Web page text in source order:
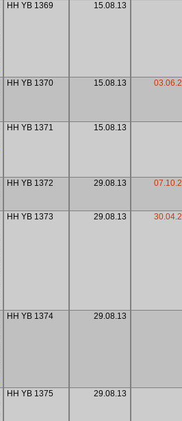
HH YB 1369 15.08.13
HH YB 1370 15.08.13
HH YB 1371 15.08.13
HH YB 1372 29.08.13
HH YB 1373 29.08.13
HH YB 1374 29.08.13
HH YB 1375 29.08.13